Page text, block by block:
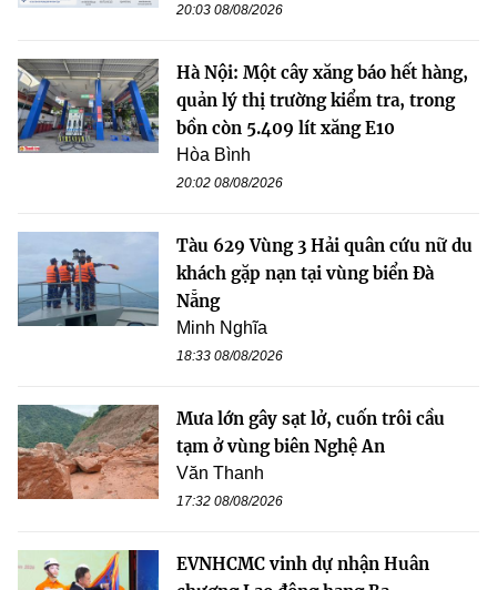
20:03 08/08/2026
Hà Nội: Một cây xăng báo hết hàng,
quản lý thị trường kiểm tra, trong
bồn còn 5.409 lít xăng E10
Hòa Bình
20:02 08/08/2026
Tàu 629 Vùng 3 Hải quân cứu nữ du
khách gặp nạn tại vùng biển Đà
Nẵng
Minh Nghĩa
18:33 08/08/2026
Mưa lớn gây sạt lở, cuốn trôi cầu
tạm ở vùng biên Nghệ An
Văn Thanh
17:32 08/08/2026
EVNHCMC vinh dự nhận Huân